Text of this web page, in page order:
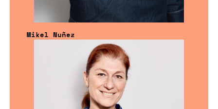
Mikel Nuñez